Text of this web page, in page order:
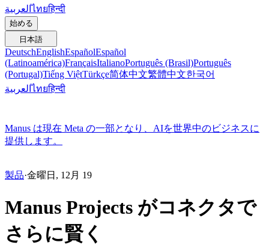
العربيةไทยहिन्दी
始める
日本語
DeutschEnglishEspañolEspañol
(Latinoamérica)FrançaisItalianoPortuguês (Brasil)Português
(Portugal)Tiếng ViệtTürkçe简体中文繁體中文한국어
العربيةไทยहिन्दी
Manus は現在 Meta の一部となり、AIを世界中のビジネスに
提供します。
製品·金曜日, 12月 19
Manus Projects がコネクタで
さらに賢く